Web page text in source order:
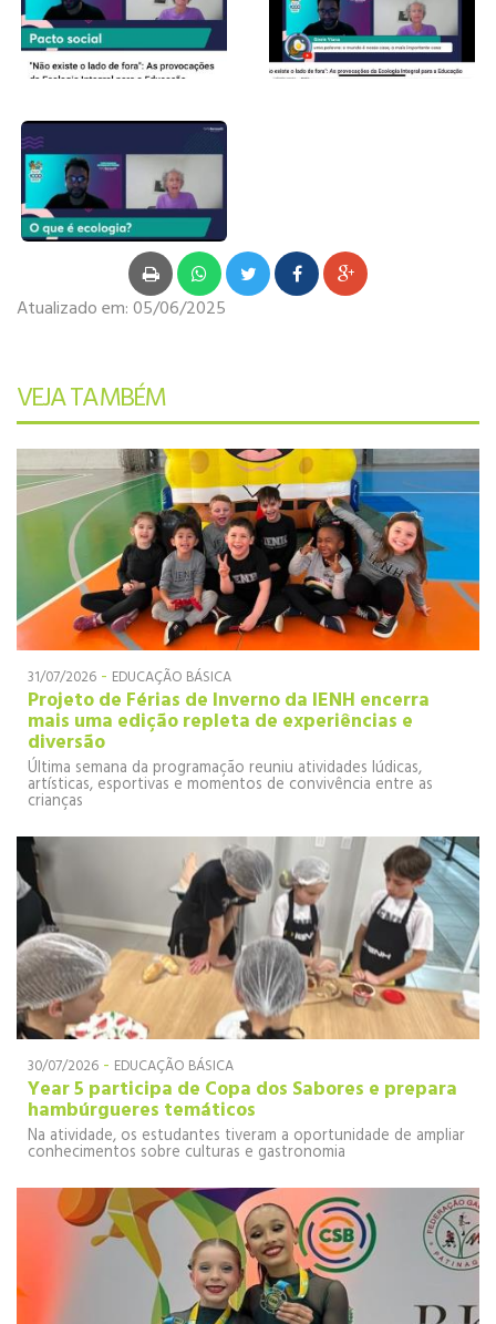
Atualizado em:05/06/2025
VEJA TAMBÉM
31/07/2026 - EDUCAÇÃO BÁSICA
Projeto de Férias de Inverno da IENH encerra
mais uma edição repleta de experiências e
diversão
Última semana da programação reuniu atividades lúdicas,
artísticas, esportivas e momentos de convivência entre as
crianças
30/07/2026 - EDUCAÇÃO BÁSICA
Year 5 participa de Copa dos Sabores e prepara
hambúrgueres temáticos
Na atividade, os estudantes tiveram a oportunidade de ampliar
conhecimentos sobre culturas e gastronomia